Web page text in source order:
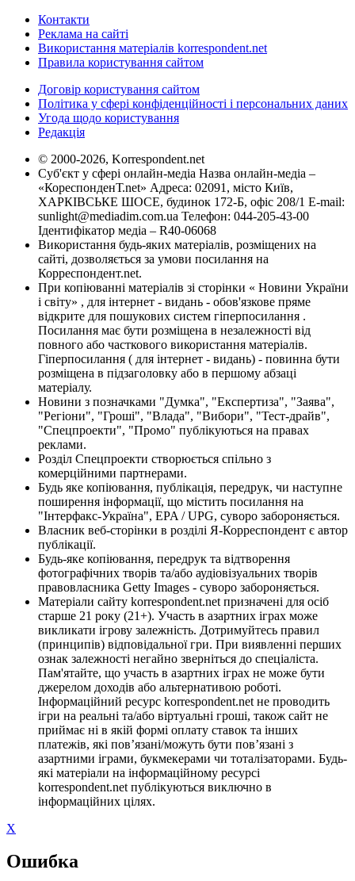
Контакти
Реклама на сайті
Використання матеріалів korrespondent.net
Правила користування сайтом
Договір користування сайтом
Політика у сфері конфіденційності і персональних даних
Угода щодо користування
Редакція
© 2000-2026, Korrespondent.net
Суб'єкт у сфері онлайн-медіа Назва онлайн-медіа –
«КореспонденТ.net» Адреса: 02091, місто Київ,
ХАРКІВСЬКЕ ШОСЕ, будинок 172-Б, офіс 208/1 E-mail:
sunlight@mediadim.com.ua Телефон: 044-205-43-00
Ідентифікатор медіа – R40-06068
Використання будь-яких матеріалів, розміщених на
сайті, дозволяється за умови посилання на
Корреспондент.net.
При копіюванні матеріалів зі сторінки « Новини України
і світу» , для інтернет - видань - обов'язкове пряме
відкрите для пошукових систем гіперпосилання .
Посилання має бути розміщена в незалежності від
повного або часткового використання матеріалів.
Гіперпосилання ( для інтернет - видань) - повинна бути
розміщена в підзаголовку або в першому абзаці
матеріалу.
Новини з позначками "Думка", "Експертиза", "Заява",
"Регіони", "Гроші", "Влада", "Вибори", "Тест-драйв",
"Спецпроекти", "Промо" публікуються на правах
реклами.
Розділ Спецпроекти створюється спільно з
комерційними партнерами.
Будь яке копіювання, публікація, передрук, чи наступне
поширення інформації, що містить посилання на
"Інтерфакс-Україна", EPA / UPG, суворо забороняється.
Власник веб-сторінки в розділі Я-Корреспондент є автор
публікації.
Будь-яке копіювання, передрук та відтворення
фотографічних творів та/або аудіовізуальних творів
правовласника Getty Images - суворо забороняється.
Матеріали сайту korrespondent.net призначені для осіб
старше 21 року (21+). Участь в азартних іграх може
викликати ігрову залежність. Дотримуйтесь правил
(принципів) відповідальної гри. При виявленні перших
ознак залежності негайно зверніться до спеціаліста.
Пам'ятайте, що участь в азартних іграх не може бути
джерелом доходів або альтернативою роботі.
Інформаційний ресурс korrespondent.net не проводить
ігри на реальні та/або віртуальні гроші, також сайт не
приймає ні в якій формі оплату ставок та інших
платежів, які пов’язані/можуть бути пов’язані з
азартними іграми, букмекерами чи тоталізаторами. Будь-
які матеріали на інформаційному ресурсі
korrespondent.net публікуються виключно в
інформаційних цілях.
X
Ошибка